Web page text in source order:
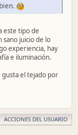
este tipo de
sano juicio de lo
experiencia, hay
e iluminación.
el tejado por
ACCIONES DEL USUARIO